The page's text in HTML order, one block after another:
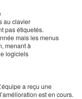
au clavier
pas étiquetés.
mais les menus
menant à
logiciels
a reçu une
est en cours.